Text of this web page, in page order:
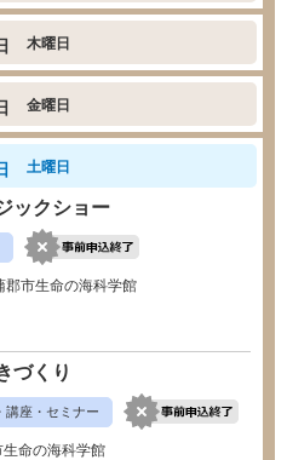
木曜日
金曜日
土曜日
ックショー
郡市生命の海科学館
づくり
講座・セミナー
生命の海科学館